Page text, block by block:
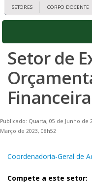
SETORES
CORPO DOCENTE
Setor de
Financeira
Publicado: Quarta, 05 de Junho de
Março de 2023, 08h52
Coordenadoria-Geral de
Compete a este setor: